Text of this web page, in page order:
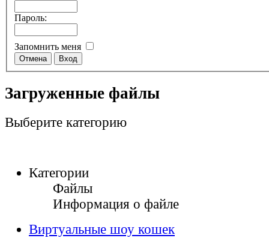
Пароль:
Запомнить меня
Загруженные файлы
Выберите категорию
Категории
Файлы
Информация о файле
Виртуальные шоу кошек